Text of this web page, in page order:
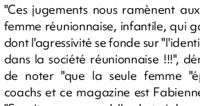
"Ces jugements nous ramènent
femme réunionnaise, infantile, qui
dont l'agressivité se fonde sur
dans la société réunionnaise !!!",
de noter "que la seule femme
coachs et ce magazine est